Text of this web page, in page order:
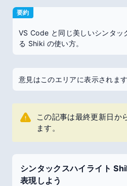
要約
VS Code と同じ美しいシンタッ
る Shiki の使い方。
意見はこのエリアに表示されます
この記事は最終更新日か
ます。
シンタックスハイライト
表現しよう